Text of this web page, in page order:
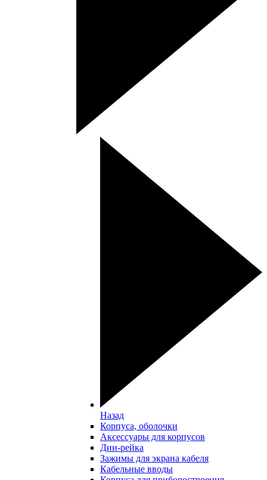
Назад
Корпуса, оболочки
Аксессуары для корпусов
Дин-рейка
Зажимы для экрана кабеля
Кабельные вводы